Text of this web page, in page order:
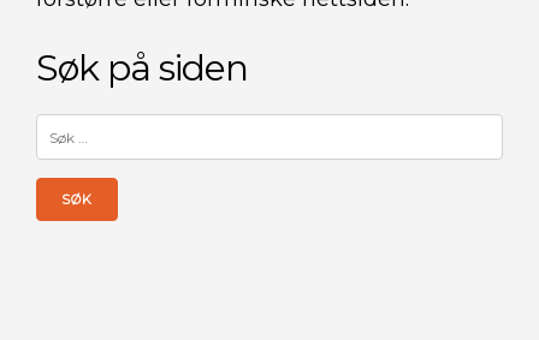
Søk på siden
etter: